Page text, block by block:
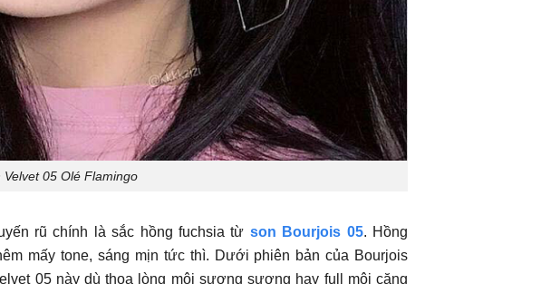
Velvet 05 Olé Flamingo
rũ chính là sắc hồng fuchsia từ son Bourjois 05. Hồng
mấy tone, sáng mịn tức thì. Dưới phiên bản của Bourjois
05 này dù thoa lòng môi sương sương hay full môi căng